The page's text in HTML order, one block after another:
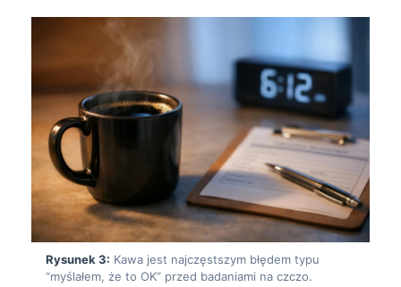
Rysunek 3: Kawa jest najczęstszym błędem typu
“myślałem, że to OK” przed badaniami na czczo.